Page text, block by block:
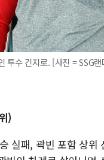
투수 긴지로. [사진 =
)
실패, 곽빈 포함 상